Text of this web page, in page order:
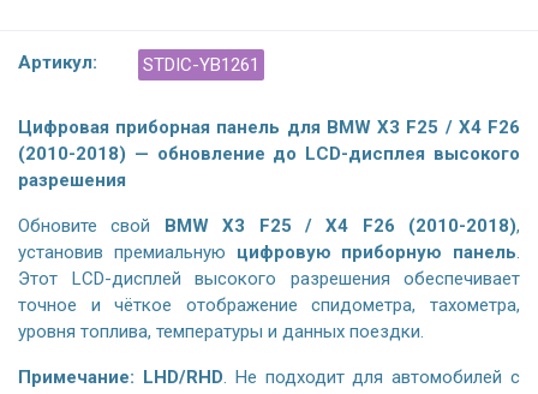
Артикул: STDIC-YB1261
Цифровая приборная панель для BMW X3 F25 / X4 F26
(2010-2018) — обновление до LCD-дисплея высокого
разрешения
Обновите свой BMW X3 F25 / X4 F26 (2010-2018),
установив премиальную цифровую приборную панель.
Этот LCD-дисплей высокого разрешения обеспечивает
точное и чёткое отображение спидометра, тахометра,
уровня топлива, температуры и данных поездки.
Примечание: LHD/RHD. Не подходит для автомобилей с